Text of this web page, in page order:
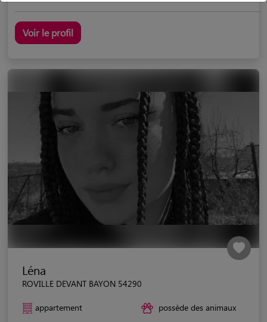
Voir le profil
Léna
ROVILLE DEVANT BAYON 54290
appartement possède des animaux